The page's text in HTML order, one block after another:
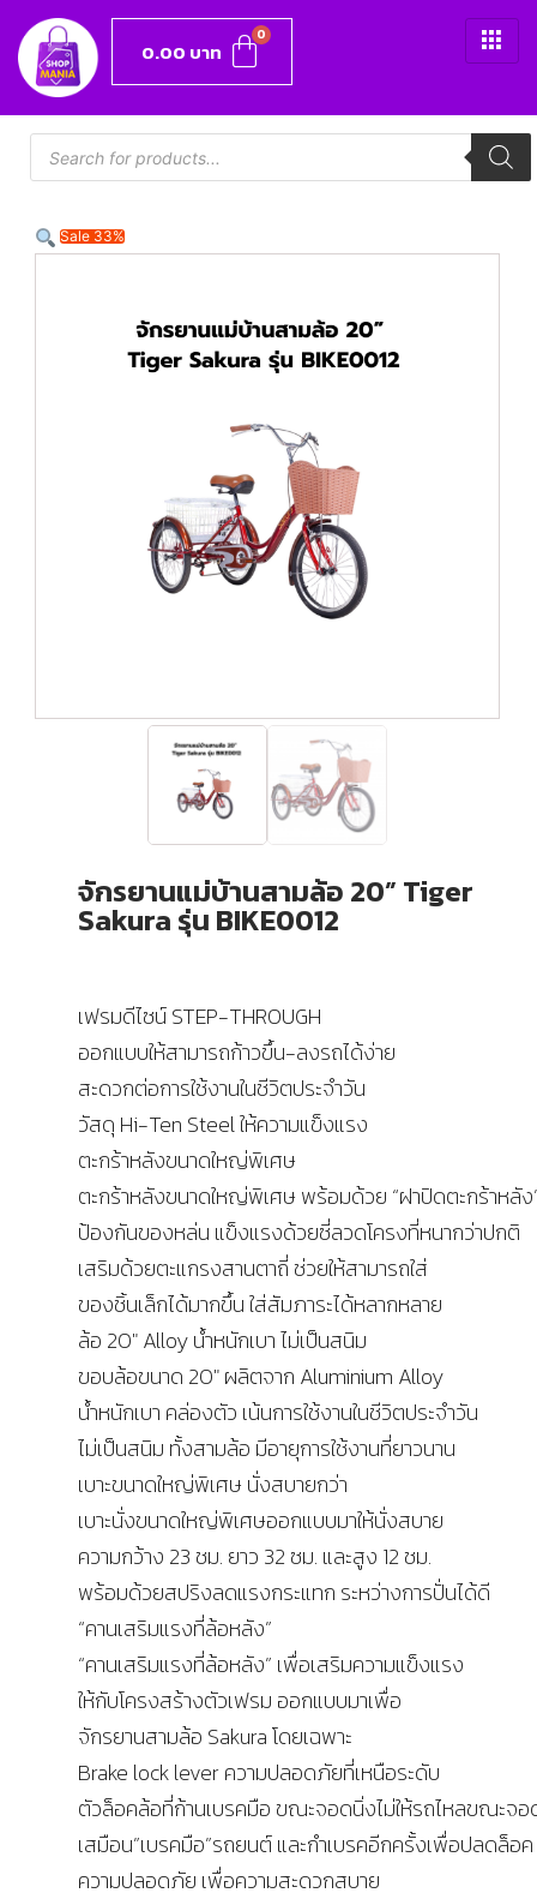
0.00 บาท
Sale 33%
จักรยานแม่บ้านสามล้อ 20” Tiger
Sakura รุ่น BIKE0012
เฟรมดีไซน์ STEP-THROUGH
ออกแบบให้สามารถก้าวขึ้น-ลงรถได้ง่าย
สะดวกต่อการใช้งานในชีวิตประจำวัน
วัสดุ Hi-Ten Steel ให้ความแข็งแรง
ตะกร้าหลังขนาดใหญ่พิเศษ
ตะกร้าหลังขนาดใหญ่พิเศษ พร้อมด้วย “ฝาปิดตะกร้าหลัง
ป้องกันของหล่น แข็งแรงด้วยซี่ลวดโครงที่หนากว่าปกติ
เสริมด้วยตะแกรงสานตาถี่ ช่วยให้สามารถใส่
ของชิ้นเล็กได้มากขึ้น ใส่สัมภาระได้หลากหลาย
ล้อ 20″ Alloy น้ำหนักเบา ไม่เป็นสนิม
ขอบล้อขนาด 20″ ผลิตจาก Aluminium Alloy
น้ำหนักเบา คล่องตัว เน้นการใช้งานในชีวิตประจำวัน
ไม่เป็นสนิม ทั้งสามล้อ มีอายุการใช้งานที่ยาวนาน
เบาะขนาดใหญ่พิเศษ นั่งสบายกว่า
เบาะนั่งขนาดใหญ่พิเศษออกแบบมาให้นั่งสบาย
ความกว้าง 23 ชม. ยาว 32 ซม. และสูง 12 ชม.
พร้อมด้วยสปริงลดแรงกระแทก ระหว่างการปั่นได้ดี
“คานเสริมแรงที่ล้อหลัง”
“คานเสริมแรงที่ล้อหลัง” เพื่อเสริมความแข็งแรง
ให้กับโครงสร้างตัวเฟรม ออกแบบมาเพื่อ
จักรยานสามล้อ Sakura โดยเฉพาะ
Brake lock lever ความปลอดภัยที่เหนือระดับ
ตัวล็อคล้อที่ก้านเบรคมือ ขณะจอดนิ่งไม่ให้รถไหลขณะจ
เสมือน”เบรคมือ”รถยนต์ และกำเบรคอีกครั้งเพื่อปลดล็อค
ความปลอดภัย เพื่อความสะดวกสบาย